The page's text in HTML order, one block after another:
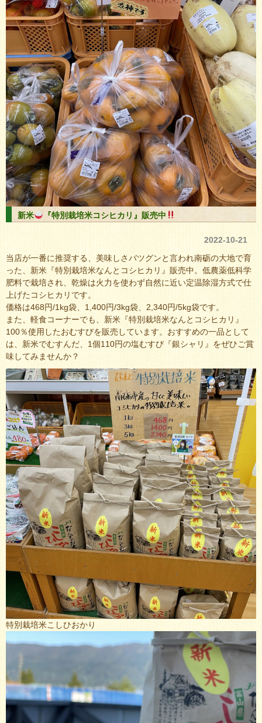
新米 『特別栽培米コシヒカリ』販売中
2022-10-21
当店が一番に推奨する、美味しさバツグンと言われ南砺の大地で育
った、新米『特別栽培米なんとコシヒカリ』販売中。低農薬低科学
肥料で栽培され、乾燥は火力を使わず自然に近い定温除湿方式で仕
上げたコシヒカリです。
価格は468円/1kg袋、1,400円/3kg袋、2,340円/5kg袋です。
また、軽食コーナーでも、新米『特別栽培米なんとコシヒカリ』
100％使用したおむすびを販売しています。おすすめの一品として
は、新米でむすんだ、1個110円の塩むすび『銀シャリ』をぜひご賞
味してみませんか？
特別栽培米こしひおかり